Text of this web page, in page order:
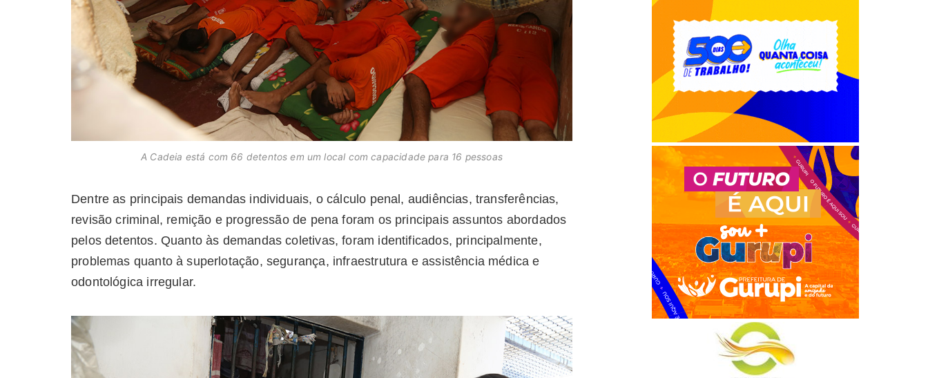
A Cadeia está com 66 detentos em um local com capacidade para 16 pessoas
Dentre as principais demandas individuais, o cálculo penal, audiências, transferências,
revisão criminal, remição e progressão de pena foram os principais assuntos abordados
pelos detentos. Quanto às demandas coletivas, foram identificados, principalmente,
problemas quanto à superlotação, segurança, infraestrutura e assistência médica e
odontológica irregular.